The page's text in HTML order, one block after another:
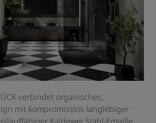
verbindet organisches,
mit kompromisslos langlebiger